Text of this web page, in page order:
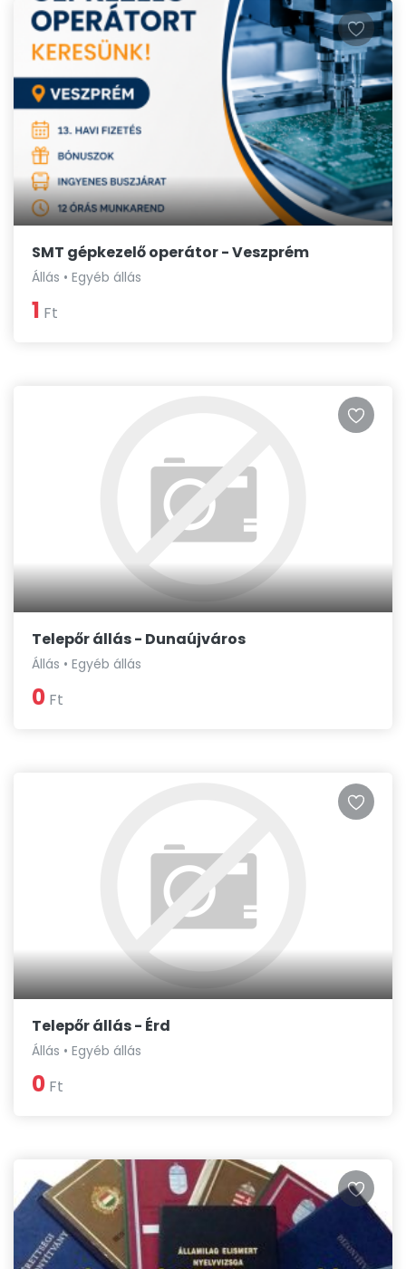
SMT gépkezelő operátor - Veszprém
Állás • Egyéb állás
1 Ft
Telepőr állás - Dunaújváros
Állás • Egyéb állás
0 Ft
Telepőr állás - Érd
Állás • Egyéb állás
0 Ft